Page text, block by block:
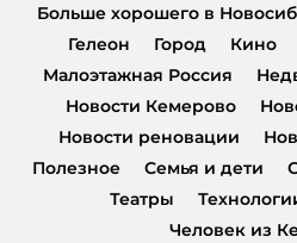
Больше хорошего в
Гелеон
Город Кино
Малоэтажная Россия
Новости Кемерово
Новости реновации
Полезное
Семья и дети
Театры
Человек из